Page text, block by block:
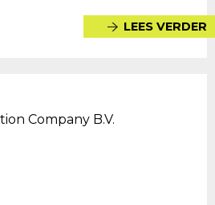
LEES VERDER
Company B.V.